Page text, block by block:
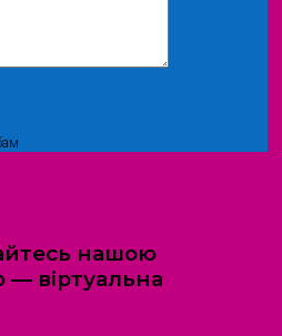
нашою
— віртуальна